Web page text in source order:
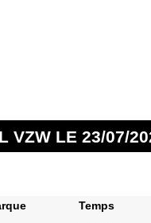
VZW LE 23/07/
Temps